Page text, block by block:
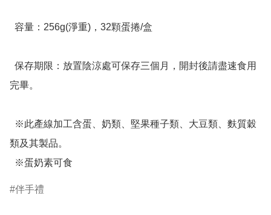
完畢。
類及其製品。
  ※蛋奶素可食
伴手禮